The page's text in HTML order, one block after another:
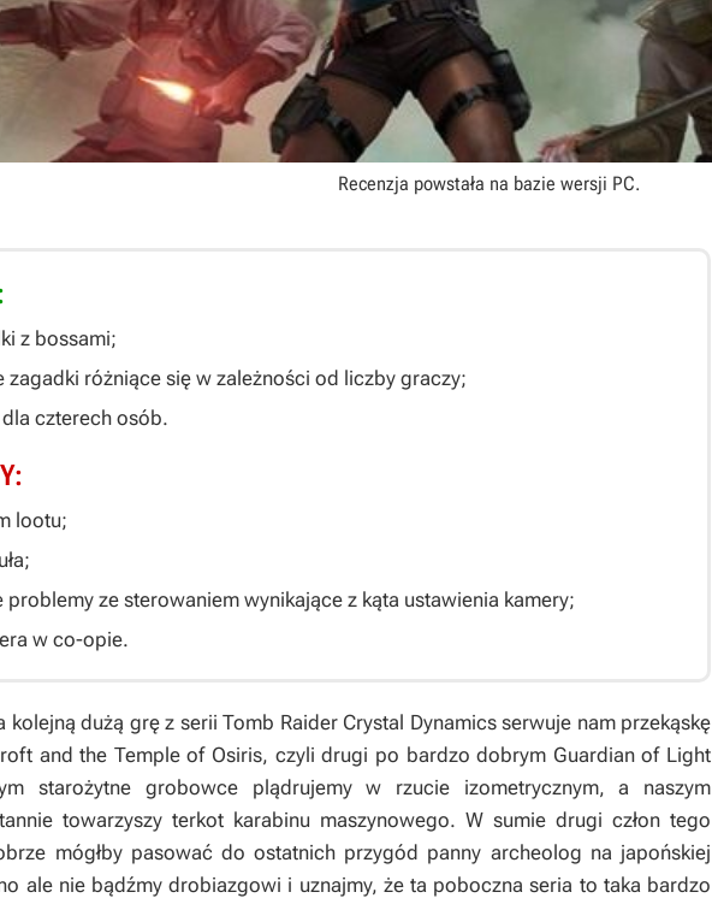
Recenzja powstała na bazie wersji PC.
z bossami;
zagadki różniące się w zależności od liczby graczy;
czterech osób.
lootu;
problemy ze sterowaniem wynikające z kąta ustawienia kamery;
w co-opie.
kolejną dużą grę z serii Tomb RaiderCrystal Dynamics serwuje nam przekąskę
and the Temple of Osiris, czyli drugi po bardzo dobrym Guardian of Light
starożytne grobowce plądrujemy w rzucie izometrycznym, a naszym
towarzyszy terkot karabinu maszynowego. W sumie drugi człon tego
mógłby pasować do ostatnich przygód panny archeolog na japońskiej
ale nie bądźmy drobiazgowi i uznajmy, że ta poboczna seria to taka bardzo